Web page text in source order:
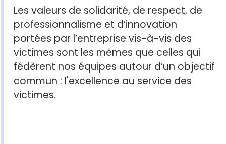
Les valeurs de solidarité, de respect, de
professionnalisme et d’innovation
portées par l’entreprise vis-à-vis des
victimes sont les mêmes que celles qui
fédèrent nos équipes autour d’un objectif
commun : l'excellence au service des
victimes.